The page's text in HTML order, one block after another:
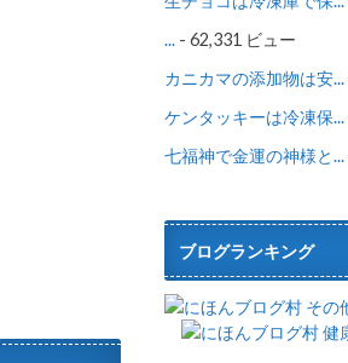
... - 62,331 ビュー
カニカマの添加物は安...
ケンタッキーは冷凍保...
七福神で金運の神様と...
ブログランキング